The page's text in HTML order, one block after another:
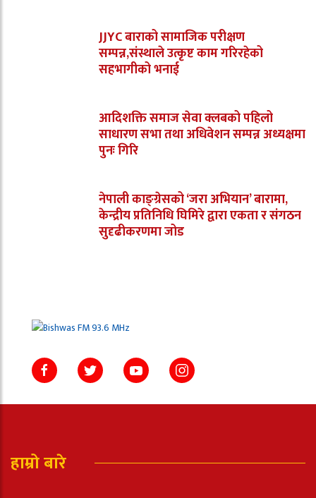
JJYC बाराको सामाजिक परीक्षण
सम्पन्न,संस्थाले उत्कृष्ट काम गरिरहेको
सहभागीको भनाई
आदिशक्ति समाज सेवा क्लबको पहिलो
साधारण सभा तथा अधिवेशन सम्पन्न अध्यक्षमा
पुनः गिरि
नेपाली काङ्ग्रेसको ‘जरा अभियान’ बारामा,
केन्द्रीय प्रतिनिधि घिमिरे द्वारा एकता र संगठन
सुदृढीकरणमा जोड
हाम्रो बारे